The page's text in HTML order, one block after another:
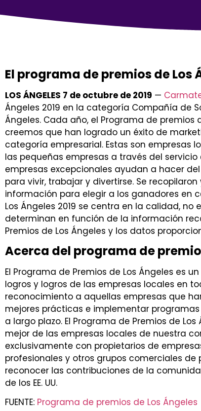
El programa de premios de Los
LOS ÁNGELES 7 de octubre de 2019 —
Ángeles 2019 en la categoría Compañía de
Ángeles. Cada año, el Programa de
creemos que han logrado un éxito de
categoría empresarial. Estas son empresas
las pequeñas empresas a través del
empresas excepcionales ayudan a hacer
para vivir, trabajar y divertirse. Se
información para elegir a los ganadores en
Los Ángeles 2019 se centra en la calidad,
determinan en función de la información
Premios de Los Ángeles y los datos
Acerca del programa de
El Programa de Premios de Los Ángeles es
logros y logros de las empresas locales en
reconocimiento a aquellas empresas que
mejores prácticas e implementar
a largo plazo. El Programa de Premios de
mejor de las empresas locales de nuestra
exclusivamente con propietarios de
profesionales y otros grupos comerciales
reconocer las contribuciones de la
de los EE. UU.
FUENTE: Programa de premios de Los Ángeles